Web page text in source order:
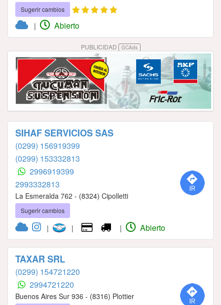
Sugerir cambios
| Abierto
PUBLICIDAD GCAds
SIHAF SERVICIOS SAS
(0299) 156919399
(0299) 153332813
2996919399
2993332813
La Esmeralda 762 - (8324) Cipolletti
Sugerir cambios
| | | Abierto
TAXAR SRL
(0299) 154721220
2994721220
Buenos Aires Sur 936 - (8316) Plottier